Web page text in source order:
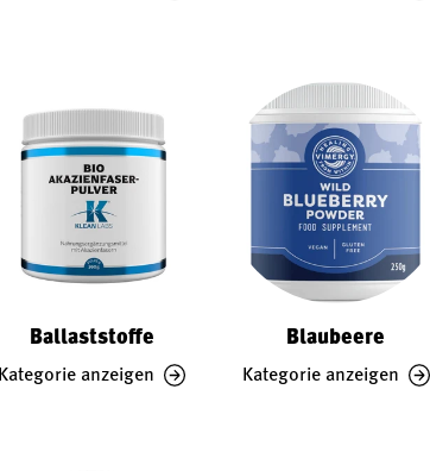
Ballaststoffe
Kategorie anzeigen
Blaubeere
Kategorie anzeigen